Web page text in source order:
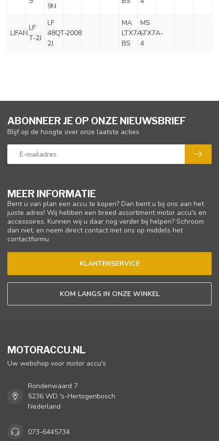
9N
LIFAN
LF
T-2J
LF
48QT-
2J
2008
MA
LTX7A-
BS
MS
LTX7A-
4
MEER INFORMATIE
Bent u van plan een accu te kopen? Dan bent u bij ons aan het
juiste adres! Wij hebben een breed assortiment motor accu's en
accessoires. Kunnen wij u daar nog verder bij helpen? Schroom
dan niet, en neem direct contact met ons op middels het
contactformu
KLANTENSERVICE
KOM LANGS IN ONZE WINKEL
ABONNEER JE OP ONZE NIEUWSBRIEF
Blijf op de hoogte over onze laatste acties
MOTORACCU.NL
Uw webshop voor motor accu's
Rondenwaard 7
5236 WD 's-Hertogenbosch
Nederland
073-6445734